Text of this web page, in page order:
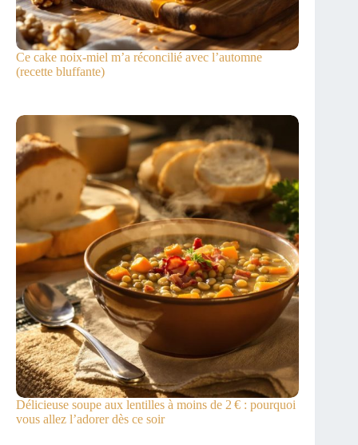
Ce cake noix-miel m’a réconcilié avec l’automne
(recette bluffante)
Délicieuse soupe aux lentilles à moins de 2 € : pourquoi
vous allez l’adorer dès ce soir